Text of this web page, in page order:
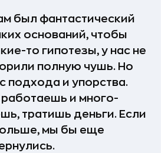
был фантастический
оснований, чтобы
то гипотезы, у нас не
полную чушь. Но
подхода и упорства.
и много-
тратишь деньги. Если
мы бы еще